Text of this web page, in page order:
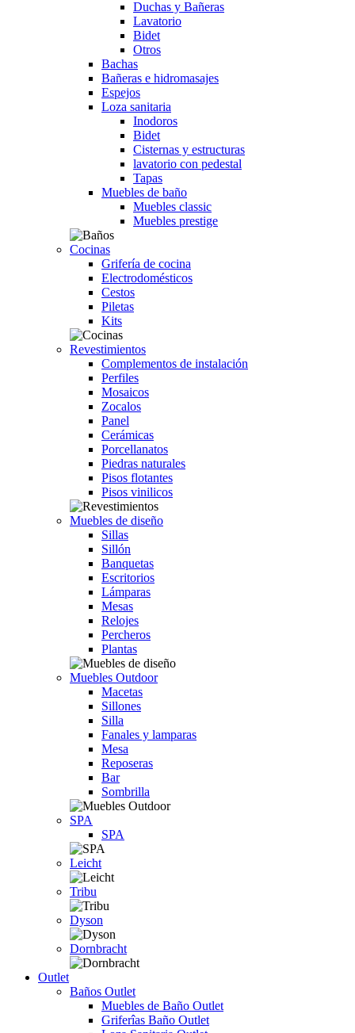
Duchas y Bañeras
Lavatorio
Bidet
Otros
Bachas
Bañeras e hidromasajes
Espejos
Loza sanitaria
Inodoros
Bidet
Cisternas y estructuras
lavatorio con pedestal
Tapas
Muebles de baño
Muebles classic
Muebles prestige
Cocinas
Grifería de cocina
Electrodomésticos
Cestos
Piletas
Kits
Revestimientos
Complementos de instalación
Perfiles
Mosaicos
Zocalos
Panel
Cerámicas
Porcellanatos
Piedras naturales
Pisos flotantes
Pisos vinilicos
Muebles de diseño
Sillas
Sillón
Banquetas
Escritorios
Lámparas
Mesas
Relojes
Percheros
Plantas
Muebles Outdoor
Macetas
Sillones
Silla
Fanales y lamparas
Mesa
Reposeras
Bar
Sombrilla
SPA
SPA
Leicht
Tribu
Dyson
Dornbracht
Outlet
Baños Outlet
Muebles de Baño Outlet
Griferîas Baño Outlet